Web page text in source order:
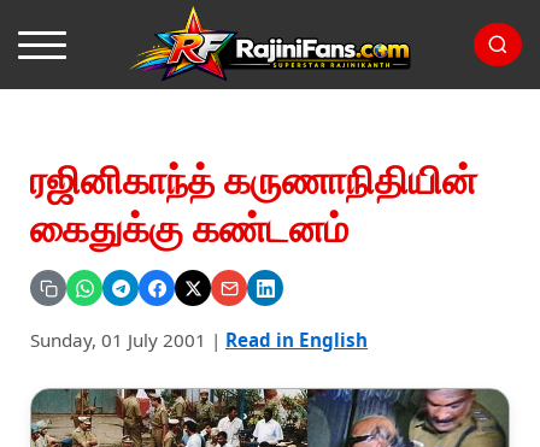
ரஜினிகாந்த் கருணாநிதியின்
கைதுக்கு கண்டனம்
Sunday, 01 July 2001 | Read in English